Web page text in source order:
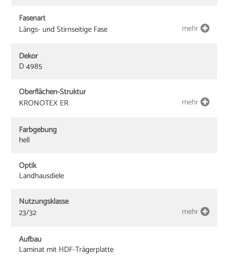
Fasenart
Längs- und Stirnseitige Fase
mehr
Dekor
D 4985
Oberflächen-Struktur
KRONOTEX ER
mehr
Farbgebung
hell
Optik
Landhausdiele
Nutzungsklasse
23/32
mehr
Aufbau
Laminat mit HDF-Trägerplatte